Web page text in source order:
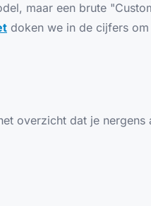
maar een brute
doken we in de cijfers
overzicht dat je nergens